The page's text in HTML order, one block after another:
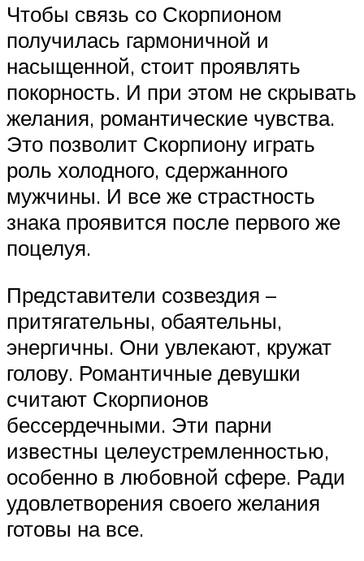
Чтобы связь со Скорпионом
получилась гармоничной и
насыщенной, стоит проявлять
покорность. И при этом не скрывать
желания, романтические чувства.
Это позволит Скорпиону играть
роль холодного, сдержанного
мужчины. И все же страстность
знака проявится после первого же
поцелуя.
Представители созвездия –
притягательны, обаятельны,
энергичны. Они увлекают, кружат
голову. Романтичные девушки
считают Скорпионов
бессердечными. Эти парни
известны целеустремленностью,
особенно в любовной сфере. Ради
удовлетворения своего желания
готовы на все.